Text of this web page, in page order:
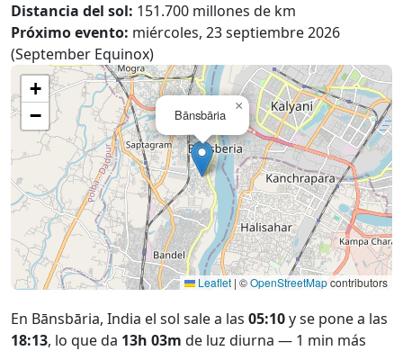
Distancia del sol: 151.700 millones de km
Próximo evento: miércoles, 23 septiembre 2026
(September Equinox)
Bānsbāria
×
+
−
Leaflet | ©OpenStreetMapcontributors
En Bānsbāria, India el sol sale a las 05:10y se pone a las
18:13, lo que da 13h 03m de luz diurna — 1 min más